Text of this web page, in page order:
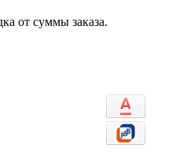
от суммы заказа.